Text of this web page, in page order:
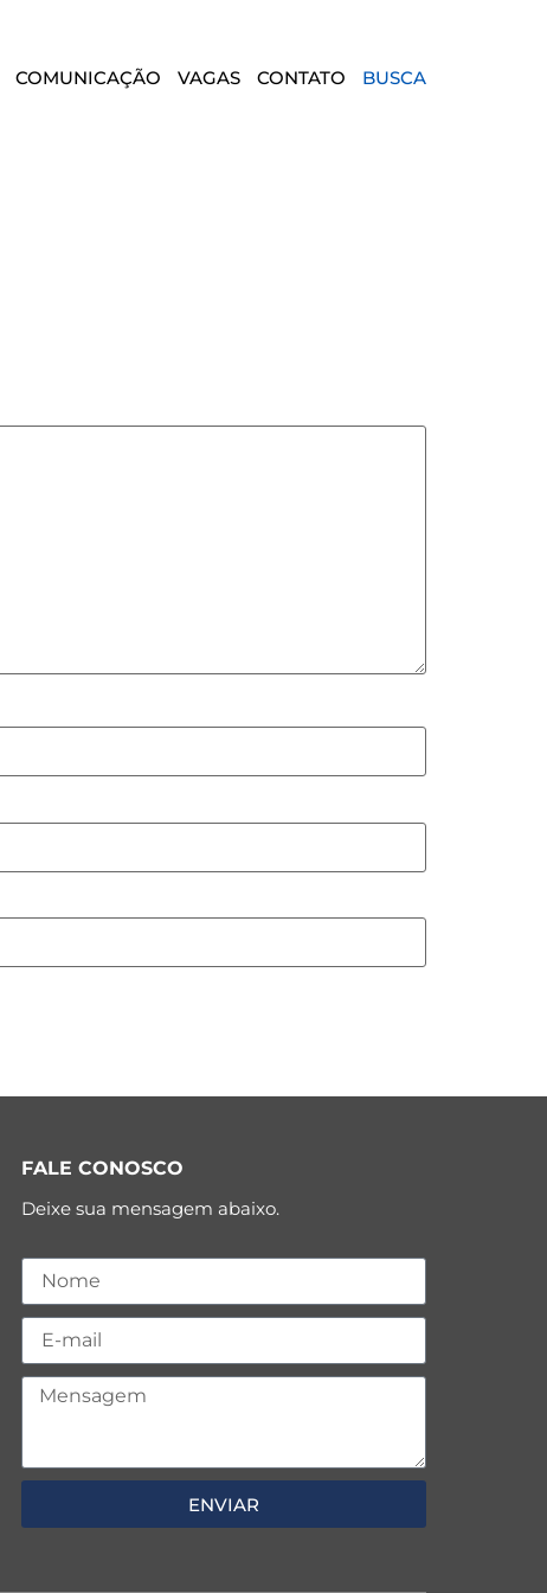
COMUNICAÇÃO VAGAS CONTATO BUSCA
FALE CONOSCO
Deixe sua mensagem abaixo.
ENVIAR